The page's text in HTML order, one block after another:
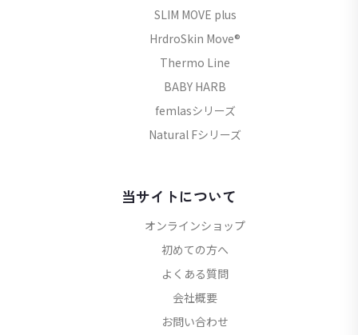
SLIM MOVE plus
HrdroSkin Move®
Thermo Line
BABY HARB
femlasシリーズ
Natural Fシリーズ
当サイトについて
オンラインショップ
初めての方へ
よくある質問
会社概要
お問い合わせ